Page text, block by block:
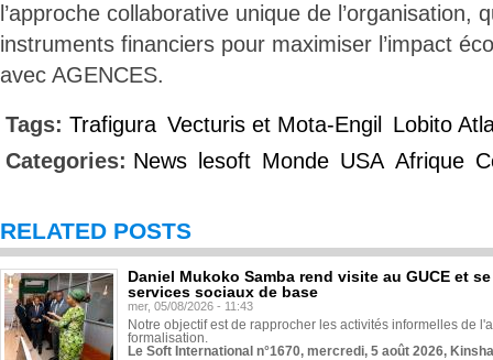
l’approche collaborative unique de l’organisation,
instruments financiers pour maximiser l’impact
avec AGENCES.
Tags: Trafigura Vecturis et Mota-Engil
Lobito
Categories: News lesoft Monde USA Afrique
RELATED POSTS
Daniel Mukoko Samba rend visite au GUCE et
services sociaux de base
mer, 05/08/2026 - 11:43
Notre objectif est de rapprocher les activités informelles de
formalisation.
Le Soft International n°1670, mercredi, 5 août 2026,